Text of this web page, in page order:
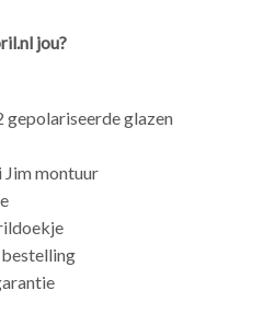
jou?
glazen
Jim montuur